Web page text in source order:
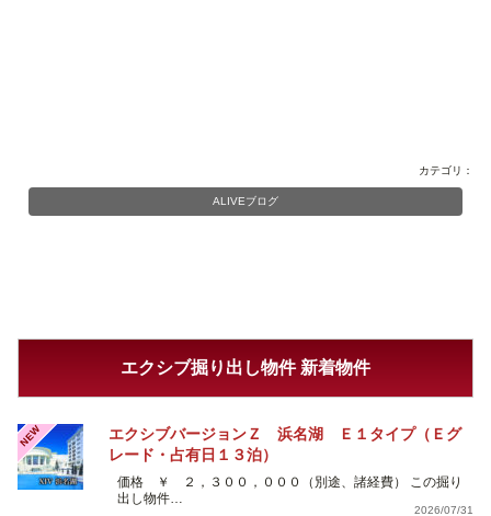
カテゴリ：
ALIVEブログ
エクシブ掘り出し物件 新着物件
NEW
エクシブバージョンＺ 浜名湖 Ｅ１タイプ（Ｅグ
レード・占有日１３泊）
価格 ￥ ２，３００，０００（別途、諸経費） この掘り
出し物件…
2026/07/31